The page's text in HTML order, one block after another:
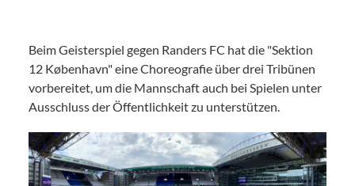
Beim Geisterspiel gegen Randers FC hat die "Sektion
12 København" eine Choreografie über drei Tribünen
vorbereitet, um die Mannschaft auch bei Spielen unter
Ausschluss der Öffentlichkeit zu unterstützen.